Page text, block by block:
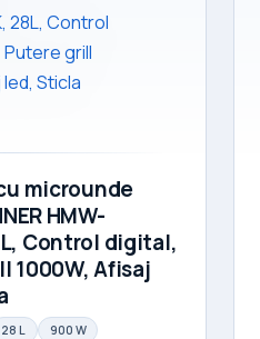
microunde
HMW-
Control digital,
1000W, Afisaj
28 L 900 W